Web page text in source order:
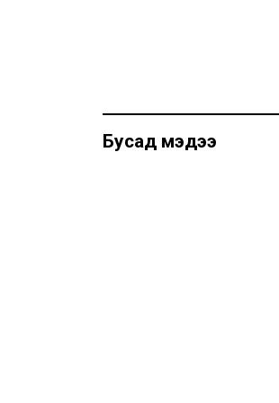
Бусад мэдээ